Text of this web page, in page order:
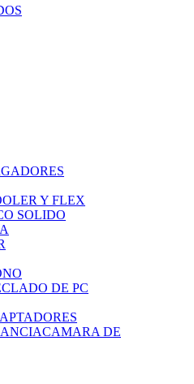
Y FLEX
SOLIDO
DE PC
CAMARA DE